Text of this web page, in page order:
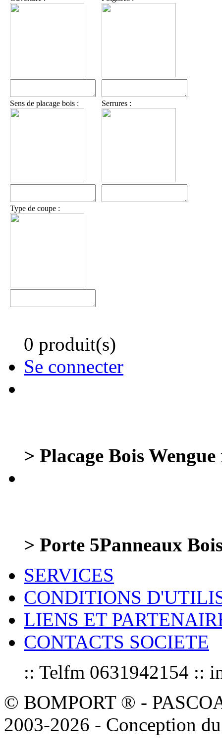
Sens de placage bois :
Type de coupe :
Serrures :
0 produit(s)
Se connecter
> Placage Bois
> Porte 5Panneaux
SERVICES
CONDITIONS
LIENS ET
CONTACTS SOCIETE
:: Telfm 0631942154 ::
© BOMPORT ® -
2003-2026 - Conception